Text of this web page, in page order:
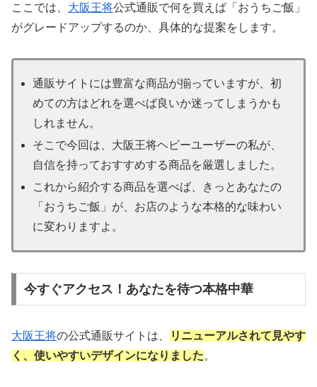
ここでは、 大阪王将公式通販で何を買えば「おうちご飯」
がグレードアップするのか、具体的な提案をします。
通販サイトには豊富な商品が揃っていますが、初
めての方はどれを選べば良いか迷ってしまうかも
しれません。
そこで今回は、大阪王将ヘビーユーザーの私が、
自信を持っておすすめする商品を厳選しました。
これから紹介する商品を選べば、きっとあなたの
「おうちご飯」が、お店のような本格的な味わい
に変わりますよ。
今すぐアクセス！あなたを待つ本格中華
大阪王将の公式通販サイトは、
リニューアルされて見やす
く、使いやすいデザインになりました。